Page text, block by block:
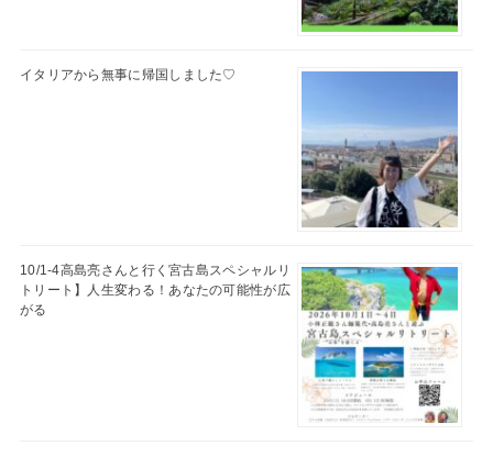
イタリアから無事に帰国しました♡
10/1-4高島亮さんと行く宮古島スペシャルリ
トリート】人生変わる！あなたの可能性が広
がる